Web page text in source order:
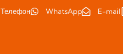
Телефон WhatsApp E-mail